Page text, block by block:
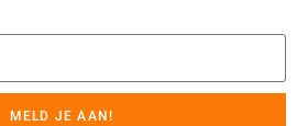
MELD JE AAN!